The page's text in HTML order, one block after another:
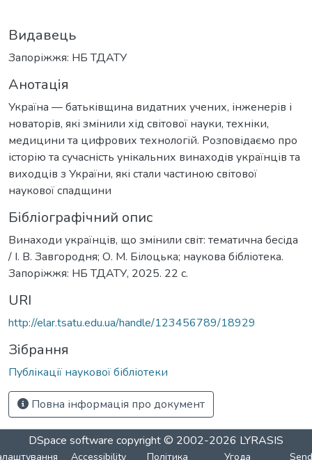
Видавець
Запоріжжя: НБ ТДАТУ
Анотація
Україна — батьківщина видатних учених, інженерів і
новаторів, які змінили хід світової науки, техніки,
медицини та цифрових технологій. Розповідаємо про
історію та сучасність унікальних винаходів українців та
виходців з України, які стали частиною світової
наукової спадщини
Бібліографічний опис
Винаходи українців, що змінили світ: тематична бесіда
/ І. В. Завгородня; О. М. Білоцька; наукова бібліотека.
Запоріжжя: НБ ТДАТУ, 2025. 22 с.
URI
http://elar.tsatu.edu.ua/handle/123456789/18929
Зібрання
Публікації наукової бібліотеки
Повна інформація про документ
DSpace software copyright © 2002-2026 LYRASIS
Accessibility Політика Угода Send